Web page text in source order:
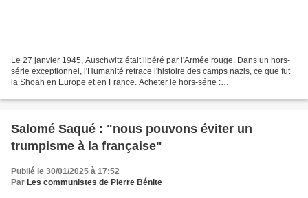
Le 27 janvier 1945, Auschwitz était libéré par l'Armée rouge. Dans un hors-
série exceptionnel, l'Humanité retrace l'histoire des camps nazis, ce que fut
la Shoah en Europe et en France. Acheter le hors-série :
Salomé Saqué : "nous pouvons éviter un
trumpisme à la française"
Publié le 30/01/2025 à 17:52
Par Les communistes de Pierre Bénite